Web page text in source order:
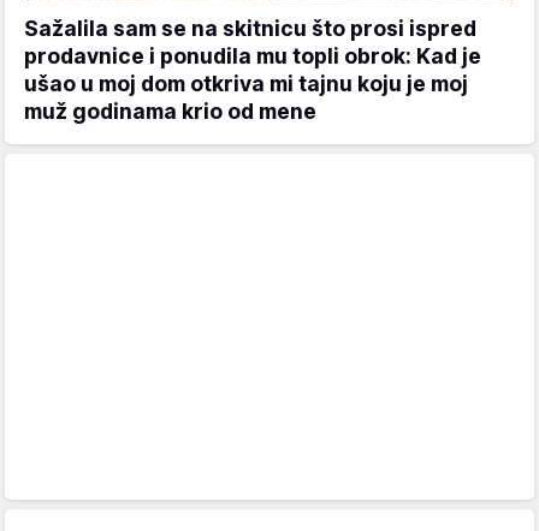
Sažalila sam se na skitnicu što prosi ispred
prodavnice i ponudila mu topli obrok: Kad je
ušao u moj dom otkriva mi tajnu koju je moj
muž godinama krio od mene